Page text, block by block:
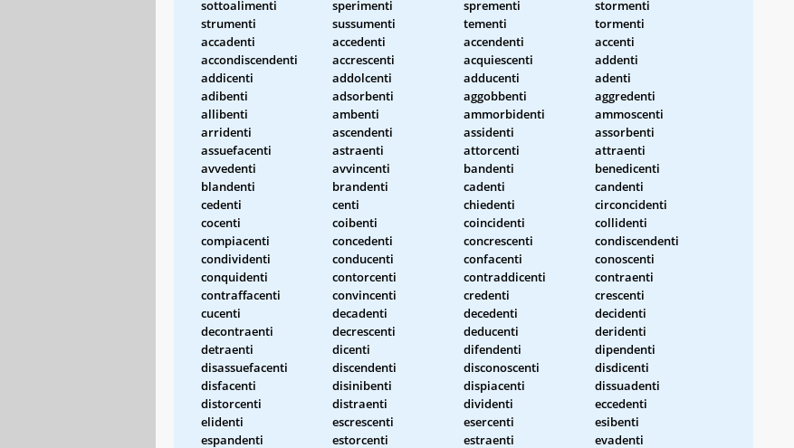
sottoalimenti
sperimenti sprementi
stormenti
strumenti
sussumenti tementi
tormenti
accadenti
accedenti accendenti
accenti
accondiscendenti
accrescenti acquiescenti
addenti
addicenti
addolcenti adducenti
adenti
adibenti
adsorbenti aggobbenti
aggredenti
allibenti
ambenti ammorbidenti
ammoscenti
arridenti
ascendenti assidenti
assorbenti
assuefacenti
astraenti attorcenti
attraenti
avvedenti
avvincenti bandenti
benedicenti
blandenti
brandenti cadenti
candenti
cedenti
centi chiedenti
circoncidenti
cocenti
coibenti coincidenti
collidenti
compiacenti
concedenti concrescenti
condiscendenti
condividenti
conducenti confacenti
conoscenti
conquidenti
contorcenti contraddicenti
contraenti
contraffacenti
convincenti credenti
crescenti
cucenti
decadenti decedenti
decidenti
decontraenti
decrescenti deducenti
deridenti
detraenti
dicenti difendenti
dipendenti
disassuefacenti
discendenti disconoscenti
disdicenti
disfacenti
disinibenti dispiacenti
dissuadenti
distorcenti
distraenti dividenti
eccedenti
elidenti
escrescenti esercenti
esibenti
espandenti
estorcenti estraenti
evadenti